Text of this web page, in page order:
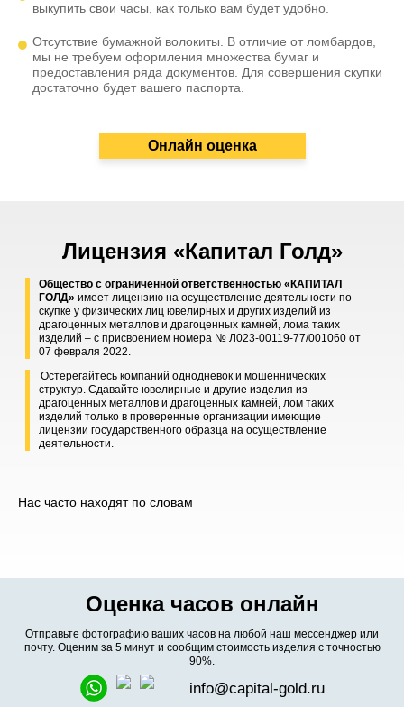
выкупить свои часы, как только вам будет удобно.
Отсутствие бумажной волокиты. В отличие от ломбардов,
мы не требуем оформления множества бумаг и
предоставления ряда документов. Для совершения скупки
достаточно будет вашего паспорта.
Онлайн оценка
Лицензия «Капитал Голд»
Общество с ограниченной ответственностью «КАПИТАЛ
ГОЛД» имеет лицензию на осуществление деятельности по
скупке у физических лиц ювелирных и других изделий из
драгоценных металлов и драгоценных камней, лома таких
изделий – с присвоением номера № Л023-00119-77/001060 от
07 февраля 2022.
Остерегайтесь компаний однодневок и мошеннических
структур. Сдавайте ювелирные и другие изделия из
драгоценных металлов и драгоценных камней, лом таких
изделий только в проверенные организации имеющие
лицензии государственного образца на осуществление
деятельности.
Нас часто находят по словам
Оценка часов онлайн
Отправьте фотографию ваших часов на любой наш мессенджер или
почту. Оценим за 5 минут и сообщим стоимость изделия с точностью
90%.
info@capital-gold.ru